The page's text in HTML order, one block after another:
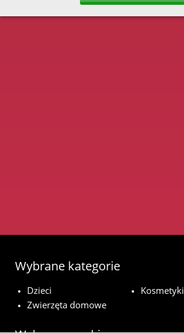
Wybrane kategorie
Dzieci
Kosmetyki
Zwierzęta domowe